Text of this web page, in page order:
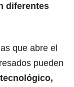
diferentes
que abre el
pueden